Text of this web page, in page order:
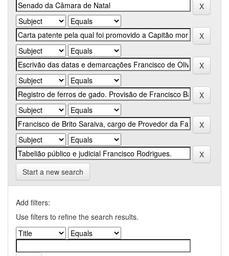
Start a new search
Add filters:
Use filters to refine the search results.